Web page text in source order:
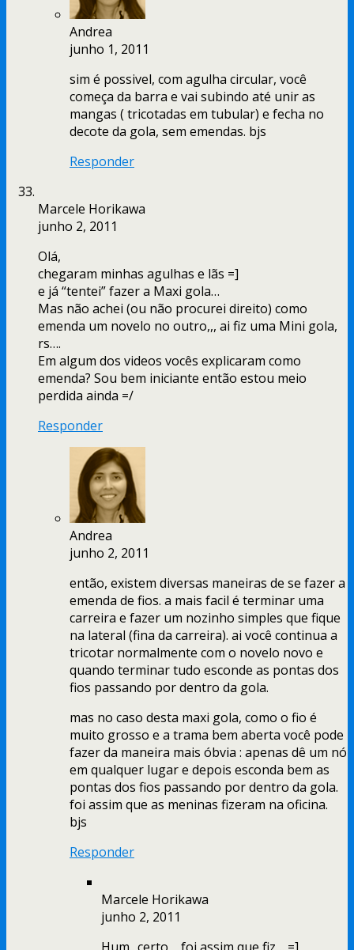
Andrea
junho 1, 2011
sim é possivel, com agulha circular, você
começa da barra e vai subindo até unir as
mangas ( tricotadas em tubular) e fecha no
decote da gola, sem emendas. bjs
Responder
Marcele Horikawa
junho 2, 2011
Olá,
chegaram minhas agulhas e lãs =]
e já “tentei” fazer a Maxi gola…
Mas não achei (ou não procurei direito) como
emenda um novelo no outro,,, ai fiz uma Mini gola,
rs….
Em algum dos videos vocês explicaram como
emenda? Sou bem iniciante então estou meio
perdida ainda =/
Responder
Andrea
junho 2, 2011
então, existem diversas maneiras de se fazer a
emenda de fios. a mais facil é terminar uma
carreira e fazer um nozinho simples que fique
na lateral (fina da carreira). ai você continua a
tricotar normalmente com o novelo novo e
quando terminar tudo esconde as pontas dos
fios passando por dentro da gola.
mas no caso desta maxi gola, como o fio é
muito grosso e a trama bem aberta você pode
fazer da maneira mais óbvia : apenas dê um nó
em qualquer lugar e depois esconda bem as
pontas dos fios passando por dentro da gola.
foi assim que as meninas fizeram na oficina.
bjs
Responder
Marcele Horikawa
junho 2, 2011